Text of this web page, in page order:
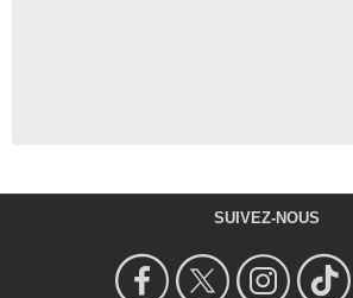
SUIVEZ-NOUS